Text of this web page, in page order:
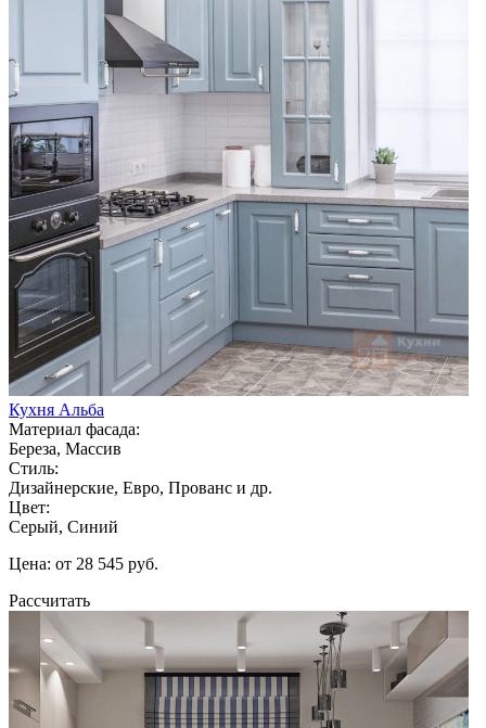
Кухня Альба
Материал фасада:
Береза, Массив
Стиль:
Дизайнерские, Евро, Прованс и др.
Цвет:
Серый, Синий
Цена: от 28 545 руб.
Рассчитать